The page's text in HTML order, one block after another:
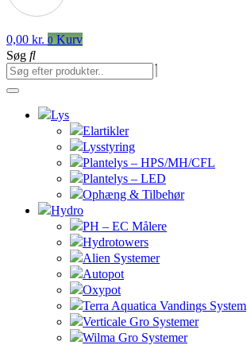
0,00 kr. 0 Kurv
Søg
Lys
Elartikler
Lysstyring
Plantelys – HPS/MH/CFL
Plantelys – LED
Ophæng & Tilbehør
Hydro
PH – EC Målere
Hydrotowers
Alien Systemer
Autopot
Oxypot
Terra Aquatica Vandings System
Verticale Gro Systemer
Wilma Gro Systemer